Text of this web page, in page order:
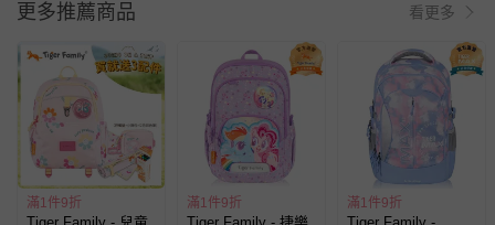
更多推薦商品 看更多
滿1件9折 滿1件9折 滿1件9折